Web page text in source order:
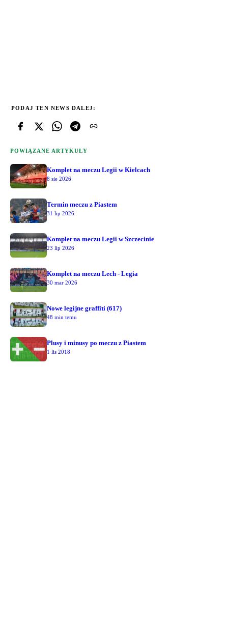
PODAJ TEN NEWS DALEJ:
POWIĄZANE ARTYKUŁY
Komplet na meczu Legii w Kielcach
8 sie 2026
Termin meczu z Piastem
31 lip 2026
Komplet na meczu Legii w Szczecinie
23 lip 2026
Komplet na meczu Lech - Legia
30 mar 2026
Nowe legijne graffiti (617)
48 min temu
Plusy i minusy po meczu z Piastem
1 lis 2018